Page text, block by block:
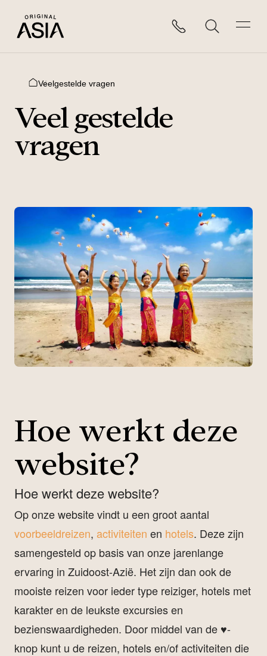
Veelgestelde vragen
Veel gestelde
vragen
Hoe werkt deze
website?
Hoe werkt deze website?
Op onze website vindt u een groot aantal
voorbeeldreizen, activiteiten en hotels. Deze zijn
samengesteld op basis van onze jarenlange
ervaring in Zuidoost-Azië. Het zijn dan ook de
mooiste reizen voor ieder type reiziger, hotels met
karakter en de leukste excursies en
bezienswaardigheden. Door middel van de ♥-
knop kunt u de reizen, hotels en/of activiteiten die